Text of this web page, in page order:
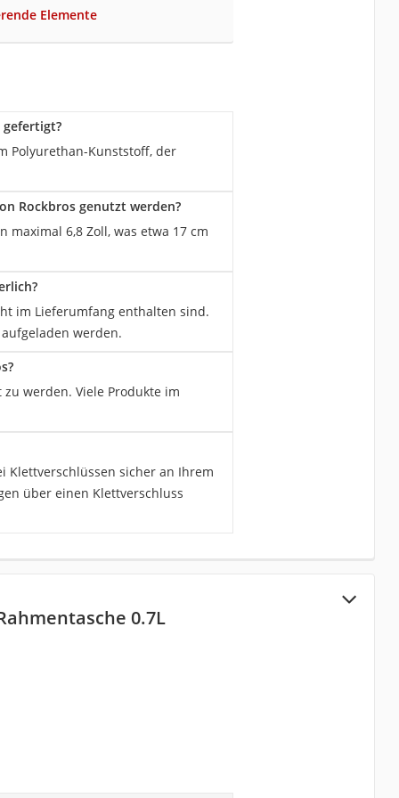
Elemente
gefertigt?
Polyurethan-Kunststoff, der
Rockbros genutzt werden?
6,8 Zoll, was etwa 17 cm
im Lieferumfang enthalten sind.
werden.
werden. Viele Produkte im
Klettverschlüssen sicher an Ihrem
über einen Klettverschluss
0.7L